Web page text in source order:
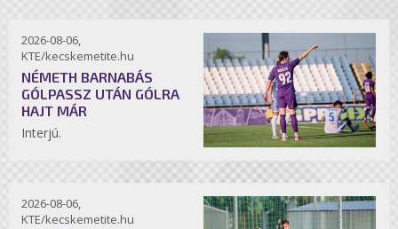
2026-08-06,
KTE/kecskemetite.hu
NÉMETH BARNABÁS
GÓLPASSZ UTÁN GÓLRA
HAJT MÁR
Interjú.
2026-08-06,
KTE/kecskemetite.hu